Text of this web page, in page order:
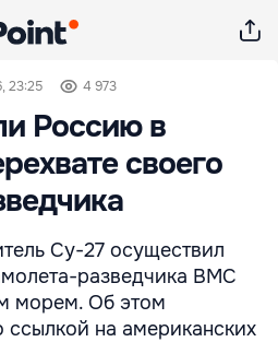
23:25 4 973
Россию в
своего
Су-27 осуществил
разведчика ВМС
морем. Об этом
на американских